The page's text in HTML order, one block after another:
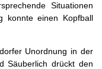
Situationen
konnte einen Kopfball
Unordnung in der
Säuberlich drückt den